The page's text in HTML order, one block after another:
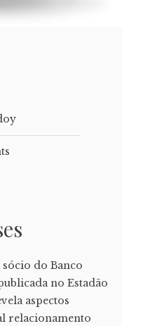
sócio do Banco
no Estadão
aspectos
relacionamento